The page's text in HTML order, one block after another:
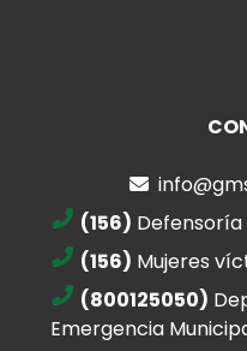
(156) Defensoría
(156) Mujeres
(800125050)
Emergencia